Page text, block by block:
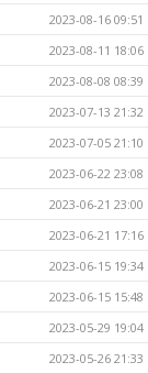
2023-08-16 09:51
2023-08-11 18:06
2023-08-08 08:39
2023-07-13 21:32
2023-07-05 21:10
2023-06-22 23:08
2023-06-21 23:00
2023-06-21 17:16
2023-06-15 19:34
2023-06-15 15:48
2023-05-29 19:04
2023-05-26 21:33